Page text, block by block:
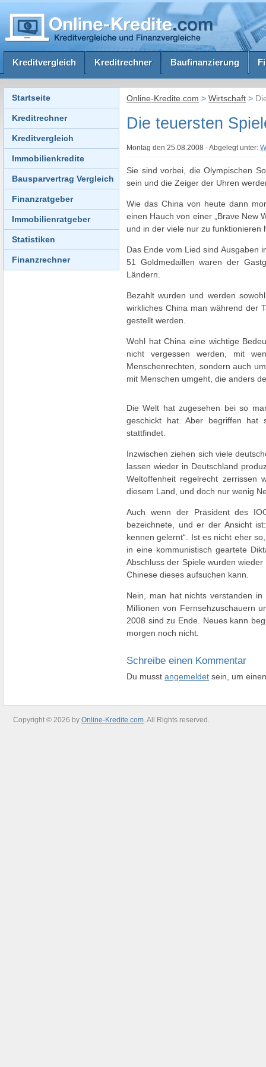
Kreditvergleich Kreditrechner Baufinanzierung
Online-Kredite.com > Wirtschaft >
Die teuersten
Montag den 25.08.2008 - Abgelegt unter:
Sie sind vorbei, die Olympischen
sein und die Zeiger der Uhren
Wie das China von heute dann
einen Hauch von einer „Brave New
und in der viele nur zu funktionieren
Das Ende vom Lied sind Ausgaben
51 Goldmedaillen waren der
Ländern.
Bezahlt wurden und werden
wirkliches China man während der
gestellt werden.
Wohl hat China eine wichtige
nicht vergessen werden, mit
Menschenrechten, sondern auch
mit Menschen umgeht, die anders
Die Welt hat zugesehen bei so
geschickt hat. Aber begriffen hat
stattfindet.
Inzwischen ziehen sich viele
lassen wieder in Deutschland
Weltoffenheit regelrecht zerrissen
diesem Land, und doch nur wenig
Auch wenn der Präsident des
bezeichnete, und er der Ansicht
kennen gelernt“. Ist es nicht eher
in eine kommunistisch geartete
Abschluss der Spiele wurden
Chinese dieses aufsuchen kann.
Nein, man hat nichts verstanden
Millionen von Fernsehzuschauern
2008 sind zu Ende. Neues kann
morgen noch nicht.
Schreibe einen Kommentar
Du musst angemeldet sein, um
Startseite
Kreditrechner
Kreditvergleich
Immobilienkredite
Bausparvertrag Vergleich
Finanzratgeber
Immobilienratgeber
Statistiken
Finanzrechner
Copyright © 2026 by Online-Kredite.com. All Rights reserved.